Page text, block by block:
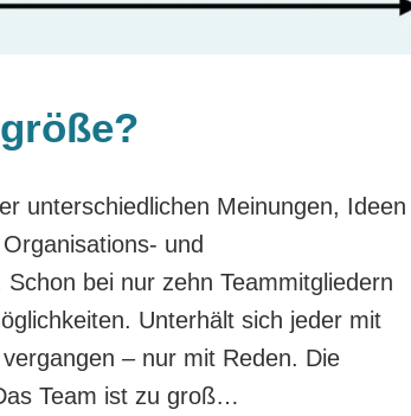
unterschiedlichen Meinungen, Ideen
und
bei nur zehn Teammitgliedern
Unterhält sich jeder mit
– nur mit Reden. Die
Team ist zu groß…